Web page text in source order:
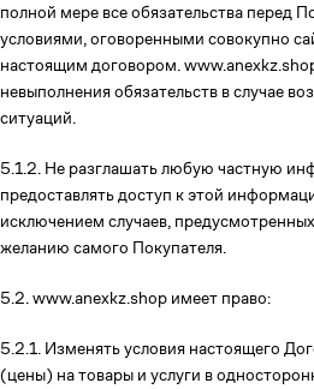
полной мере все обязательства перед
условиями, оговоренными совокупно
настоящим договором.
невыполнения обязательств в случае
ситуаций.
5.1.2. Не разглашать любую частную
предоставлять доступ к этой
исключением случаев,
желанию самого Покупателя.
5.2. www.anexkz.shop имеет право:
5.2.1. Изменять условия настоящего
(цены) на товары и услуги в